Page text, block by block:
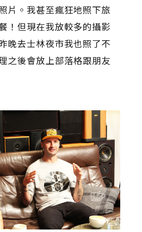
片。我甚至瘋狂地照下旅
！但現在我放較多的攝影
晚去士林夜市我也照了不
之後會放上部落格跟朋友